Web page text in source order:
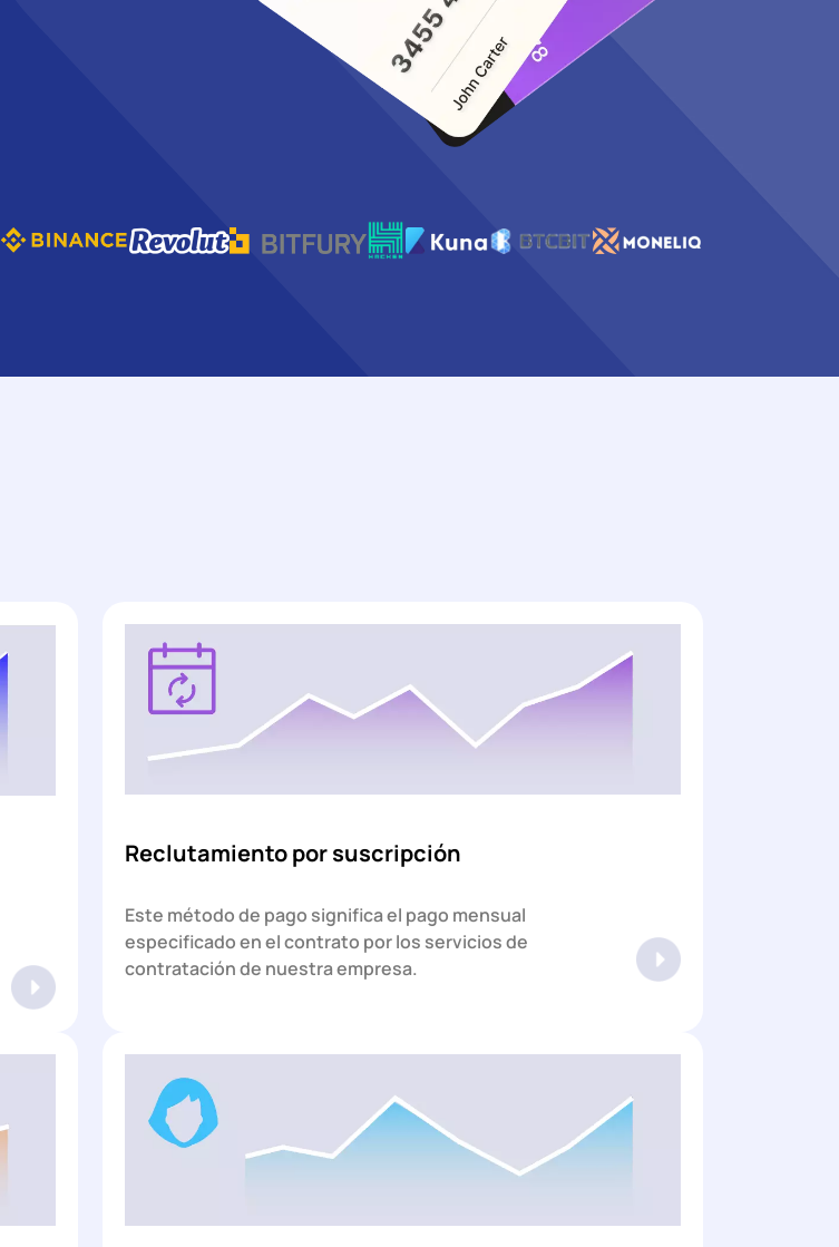
Reclutamiento por suscripción
Este método de pago significa el pago mensual
especificado en el contrato por los servicios de
contratación de nuestra empresa.